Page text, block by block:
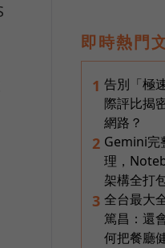
即時熱門
1 告別「極
際評比揭
網路？
2 Gemini完
理，
架構全打
3 全台最大
篤昌：還
何把餐廳